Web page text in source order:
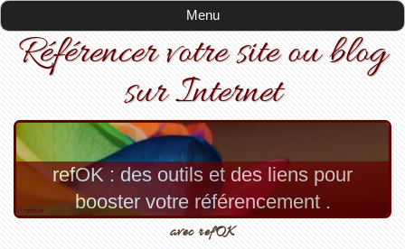
Menu
Référencer votre site ou blog
sur Internet
refOK : des outils et des liens pour
booster votre référencement .
avec refOK